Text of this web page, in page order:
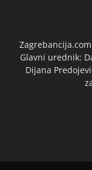
Glavni urednik:
Dijana